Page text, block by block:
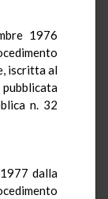
1976
iscritta al
n. 32
dalla